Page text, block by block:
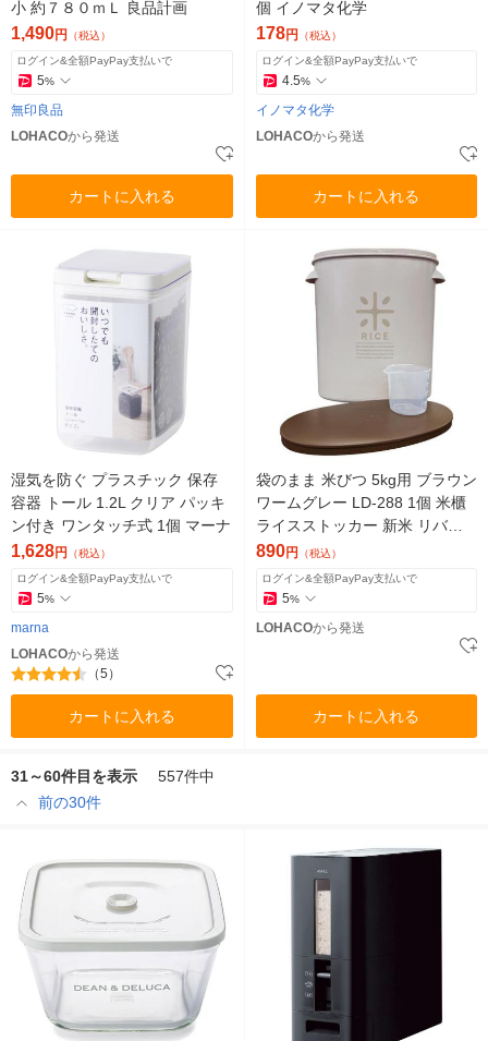
小 約７８０ｍＬ 良品計画
1,490円 （税込）
ログイン&全額PayPay支払いで
5%
無印良品
LOHACOから発送
カートに入れる
個 イノマタ化学
178円 （税込）
ログイン&全額PayPay支払いで
4.5%
イノマタ化学
LOHACOから発送
カートに入れる
湿気を防ぐ プラスチック 保存
容器 トール 1.2L クリア パッキ
ン付き ワンタッチ式 1個 マーナ
1,628円 （税込）
ログイン&全額PayPay支払いで
5%
marna
LOHACOから発送
（5）
カートに入れる
袋のまま 米びつ 5kg用 ブラウン
ワームグレー LD-288 1個 米櫃
ライスストッカー 新米 リバテ
ィーコーポレーション
890円 （税込）
ログイン&全額PayPay支払いで
5%
LOHACOから発送
カートに入れる
31～60件目を表示
557件中
前の30件